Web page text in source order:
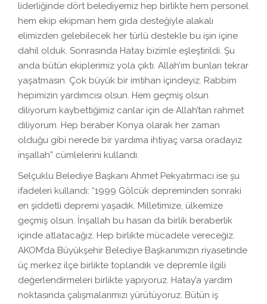
liderliğinde dört belediyemiz hep birlikte hem personel
hem ekip ekipman hem gıda desteğiyle alakalı
elimizden gelebilecek her türlü destekle bu işin içine
dahil olduk. Sonrasında Hatay bizimle eşleştirildi. Şu
anda bütün ekiplerimiz yola çıktı. Allah’ım bunları tekrar
yaşatmasın. Çok büyük bir imtihan içindeyiz. Rabbim
hepimizin yardımcısı olsun. Hem geçmiş olsun
diliyorum kaybettiğimiz canlar için de Allah’tan rahmet
diliyorum. Hep beraber Konya olarak her zaman
olduğu gibi nerede bir yardıma ihtiyaç varsa oradayız
inşallah” cümlelerini kullandı.
Selçuklu Belediye Başkanı Ahmet Pekyatırmacı ise şu
ifadeleri kullandı: “1999 Gölcük depreminden sonraki
en şiddetli depremi yaşadık. Milletimize, ülkemize
geçmiş olsun. İnşallah bu hasarı da birlik beraberlik
içinde atlatacağız. Hep birlikte mücadele vereceğiz.
AKOM’da Büyükşehir Belediye Başkanımızın riyasetinde
üç merkez ilçe birlikte toplandık ve depremle ilgili
değerlendirmeleri birlikte yapıyoruz. Hatay’a yardım
noktasında çalışmalarımızı yürütüyoruz. Bütün iş